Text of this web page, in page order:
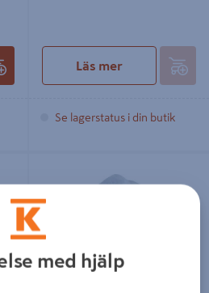
Läs mer
Se lagerstatus i din butik
Nästa
med hjälp